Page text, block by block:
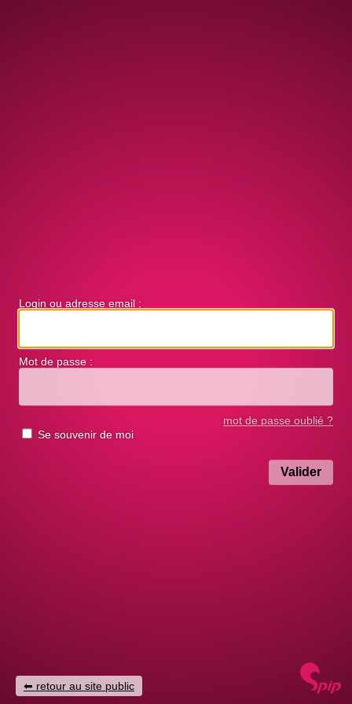
Login ou adresse email :
Mot de passe :
mot de passe oublié ?
Se souvenir de moi
retour au site public